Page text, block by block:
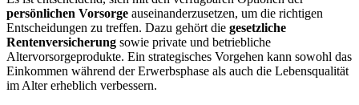
persönlichen Vorsorge auseinanderzusetzen, um die richtigen
Entscheidungen zu treffen. Dazu gehört die gesetzliche
Rentenversicherung sowie private und betriebliche
Altervorsorgeprodukte. Ein strategisches Vorgehen kann sowohl das
Einkommen während der Erwerbsphase als auch die Lebensqualität
im Alter erheblich verbessern.